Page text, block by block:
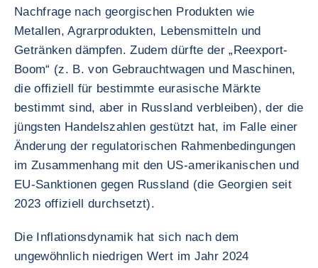
Nachfrage nach georgischen Produkten wie
Metallen, Agrarprodukten, Lebensmitteln und
Getränken dämpfen. Zudem dürfte der „Reexport-
Boom“ (z. B. von Gebrauchtwagen und Maschinen,
die offiziell für bestimmte eurasische Märkte
bestimmt sind, aber in Russland verbleiben), der die
jüngsten Handelszahlen gestützt hat, im Falle einer
Änderung der regulatorischen Rahmenbedingungen
im Zusammenhang mit den US-amerikanischen und
EU-Sanktionen gegen Russland (die Georgien seit
2023 offiziell durchsetzt).
Die Inflationsdynamik hat sich nach dem
ungewöhnlich niedrigen Wert im Jahr 2024